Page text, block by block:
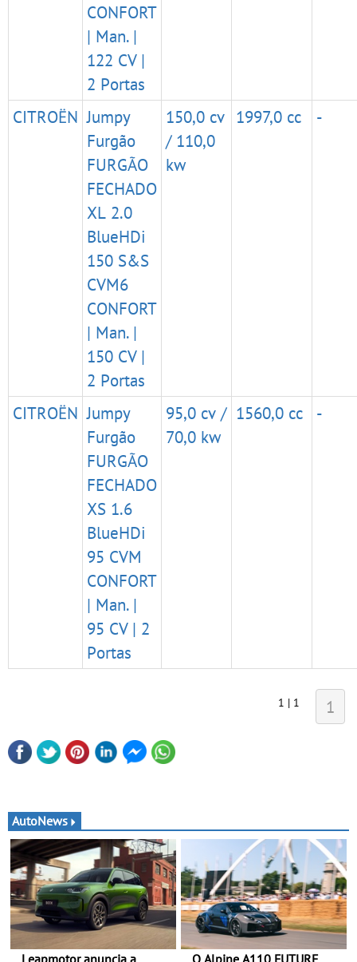
CONFORT
| Man. |
122 CV |
2 Portas
CITROËN Jumpy
Furgão
FURGÃO
FECHADO
XL 2.0
BlueHDi
150 S&S
CVM6
CONFORT
| Man. |
150 CV |
2 Portas
150,0 cv
/ 110,0
kw
1997,0 cc -
CITROËN Jumpy
Furgão
FURGÃO
FECHADO
XS 1.6
BlueHDi
95 CVM
CONFORT
| Man. |
95 CV | 2
Portas
95,0 cv /
70,0 kw
1560,0 cc -
1 | 1 1
AutoNews